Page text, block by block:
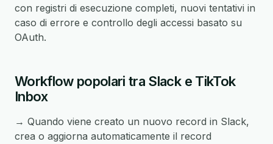
con registri di esecuzione completi, nuovi tentativi in
caso di errore e controllo degli accessi basato su
OAuth.
Workflow popolari tra Slack e TikTok
Inbox
→ Quando viene creato un nuovo record in Slack,
crea o aggiorna automaticamente il record